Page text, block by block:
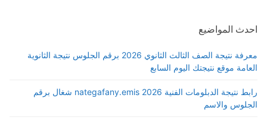
احدث المواضيع
معرفة نتيجة الصف الثالث الثانوي 2026 برقم الجلوس نتيجة الثانوية
العامة موقع نتيجتك اليوم السابع
رابط نتيجة الدبلومات الفنية 2026 nategafany.emis شغال برقم
الجلوس والاسم